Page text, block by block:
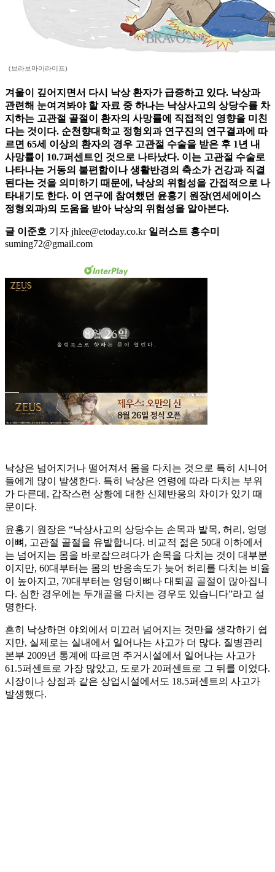
(브라보마이라이프)
겨울이 깊어지면서 다시 낙상 환자가 급증하고 있다. 낙상과
관련해 눈여겨봐야 할 자료 중 하나는 낙상사고의 상당수를 차
지하는 고관절 골절이 환자의 사망률에 직접적인 영향을 미친
다는 것이다. 순천향대학교 정형외과 연구진의 연구결과에 따
르면 65세 이상의 환자의 경우 고관절 수술을 받은 후 1년 내
사망률이 10.7퍼센트인 것으로 나타났다. 이는 고관절 수술로
나타나는 거동의 불편함이나 생활반경의 축소가 건강과 직결
된다는 것을 의미하기 때문에, 낙상의 위험성을 간접적으로 나
타내기도 한다. 이 연구에 참여했던 윤홍기 원장(연세에이스
정형외과)의 도움을 받아 낙상의 위험성을 알아본다.
글 이준호 기자 jhlee@etoday.co.kr 일러스트 홍수미
suming72@gmail.com
낙상은 넘어지거나 떨어져서 몸을 다치는 것으로 특히 시니어
들에게 많이 발생한다. 특히 낙상은 연령에 따라 다치는 부위
가 다른데, 갑작스런 상황에 대한 신체반응의 차이가 있기 때
문이다.
윤홍기 원장은 “낙상사고의 상당수는 손목과 발목, 허리, 엉덩
이뼈, 고관절 골절을 유발합니다. 비교적 젊은 50대 이하에서
는 넘어지는 몸을 바로잡으려다가 손목을 다치는 것이 대부분
이지만, 60대부터는 몸의 반응속도가 늦어 허리를 다치는 비율
이 높아지고, 70대부터는 엉덩이뼈나 대퇴골 골절이 많아집니
다. 심한 경우에는 두개골을 다치는 경우도 있습니다”라고 설
명한다.
흔히 낙상하면 야외에서 미끄러 넘어지는 것만을 생각하기 쉽
지만, 실제로는 실내에서 일어나는 사고가 더 많다. 질병관리
본부 2009년 통계에 따르면 주거시설에서 일어나는 사고가
61.5퍼센트로 가장 많았고, 도로가 20퍼센트로 그 뒤를 이었다.
시장이나 상점과 같은 상업시설에서도 18.5퍼센트의 사고가
발생했다.